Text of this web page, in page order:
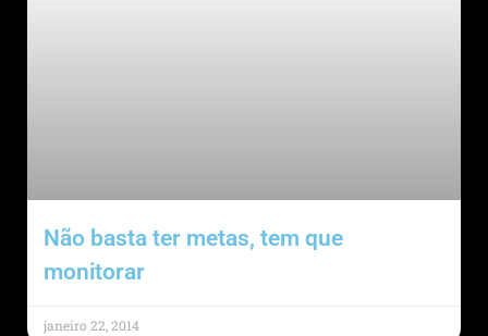
Não basta ter metas, tem que
monitorar
janeiro 22, 2014